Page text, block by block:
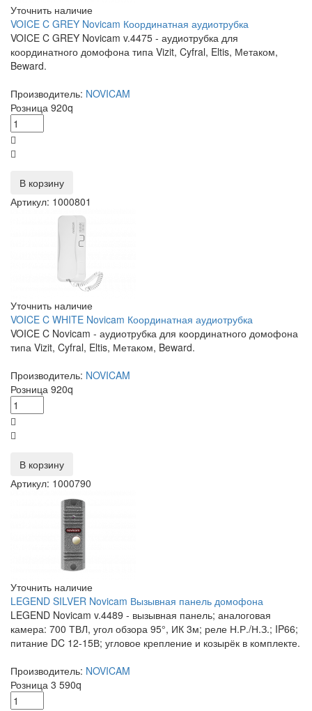
Уточнить наличие
VOICE C GREY Novicam Координатная аудиотрубка
VOICE C GREY Novicam v.4475 - аудиотрубка для
координатного домофона типа Vizit, Cyfral, Eltis, Метаком,
Beward.
Производитель: NOVICAM
Розница 920q
В корзину
Артикул: 1000801
Уточнить наличие
VOICE C WHITE Novicam Координатная аудиотрубка
VOICE C Novicam - аудиотрубка для координатного домофона
типа Vizit, Cyfral, Eltis, Метаком, Beward.
Производитель: NOVICAM
Розница 920q
В корзину
Артикул: 1000790
Уточнить наличие
LEGEND SILVER Novicam Вызывная панель домофона
LEGEND Novicam v.4489 - вызывная панель; аналоговая
камера: 700 ТВЛ, угол обзора 95°, ИК 3м; реле Н.Р./Н.З.; IP66;
питание DC 12-15В; угловое крепление и козырёк в комплекте.
Производитель: NOVICAM
Розница 3 590q